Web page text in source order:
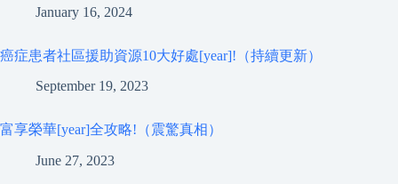
January 16, 2024
癌症患者社區援助資源10大好處[year]!（持續更新）
September 19, 2023
富享榮華[year]全攻略!（震驚真相）
June 27, 2023